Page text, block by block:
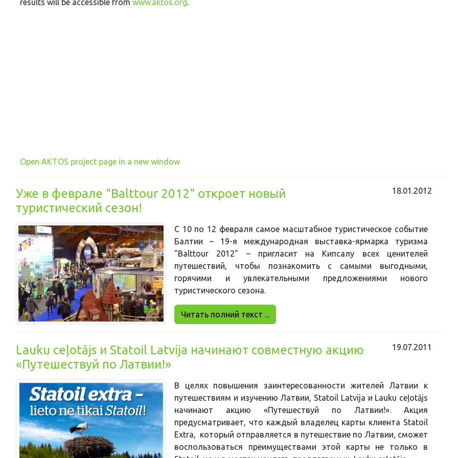
results will be accessible fromwww.aktos.org.
Open AKTOS project page in a new window
Уже в феврале "Balttour 2012" откроет новый
туристический сезон!
18.01.2012
С 10 по 12 февраля самое масштабное туристическое событие
Балтии – 19-я международная выставка-ярмарка туризма
"Balttour 2012" – пригласит на Кипсалу всех ценителей
путешествий, чтобы познакомить с самыми выгодными,
горячими и увлекательными предложениями нового
туристического сезона.
Читать полний текст ...
Lauku ceļotājs и Statoil Latvija начинают совместную акцию
«Путешествуй по Латвии!»
19.07.2011
В целях повышения заинтересованности жителей Латвии к
путешествиям и изучению Латвии, Statoil Latvija и Lauku ceļotājs
начинают акцию «Путешествуй по Латвии!». Акция
предусматривает, что каждый владелец карты клиента Statoil
Extra, который отправляется в путешествие по Латвии, сможет
воспользоваться преимуществами этой карты не только в